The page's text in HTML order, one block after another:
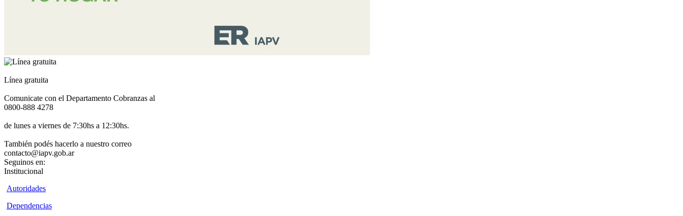
Línea gratuita
Comunicate con el Departamento Cobranzas al
0800-888 4278
de lunes a viernes de 7:30hs a 12:30hs.
También podés hacerlo a nuestro correo
contacto@iapv.gob.ar
Seguinos en:
Institucional
Autoridades
Dependencias